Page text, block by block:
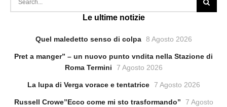
Le ultime notizie
Quel maledetto senso di colpa 8 Agosto 2026
Pret a manger” – un nuovo punto vndita nella Stazione di
Roma Termini
7 Agosto 2026
La lupa di Verga vorace e tentatrice 7 Agosto 2026
Russell Crowe”Ecco come mi sto trasformando”
7 Agosto